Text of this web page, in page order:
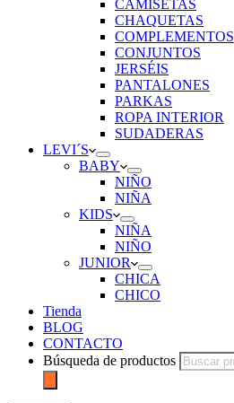
CAMISETAS
CHAQUETAS
COMPLEMENTOS
CONJUNTOS
JERSÉIS
PANTALONES
PARKAS
ROPA INTERIOR
SUDADERAS
LEVI´S
BABY
NIÑO
NIÑA
KIDS
NIÑA
NIÑO
JUNIOR
CHICA
CHICO
Tienda
BLOG
CONTACTO
Búsqueda de productos